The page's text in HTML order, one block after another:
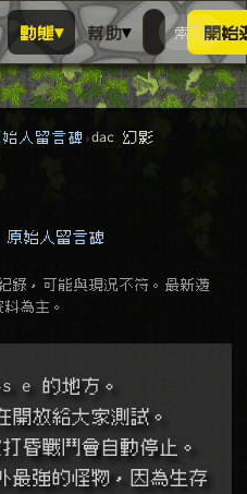
動態▾ 幫助▾
搜尋萬物
搜人物、
索引開始
始人留言碑 dac 幻影
原始人留言碑
，可能與現況不符。最新遊
料為主。
e 的地方。
開放給大家測試。
昏戰鬥會自動停止。
最強的怪物，因為生存